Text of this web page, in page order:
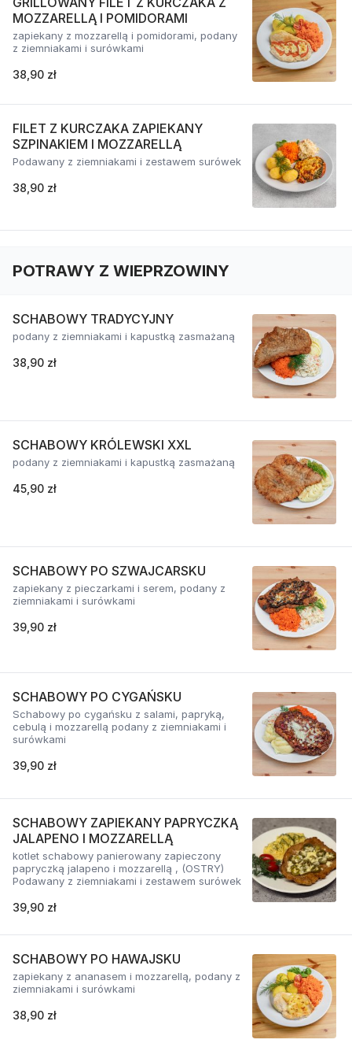
MOZZARELLĄ I POMIDORAMI
zapiekany z mozzarellą i pomidorami, podany
z ziemniakami i surówkami
38,90 zł
FILET Z KURCZAKA ZAPIEKANY
SZPINAKIEM I MOZZARELLĄ
Podawany z ziemniakami i zestawem surówek
38,90 zł
POTRAWY Z WIEPRZOWINY
SCHABOWY TRADYCYJNY
podany z ziemniakami i kapustką zasmażaną
38,90 zł
SCHABOWY KRÓLEWSKI XXL
podany z ziemniakami i kapustką zasmażaną
45,90 zł
SCHABOWY PO SZWAJCARSKU
zapiekany z pieczarkami i serem, podany z
ziemniakami i surówkami
39,90 zł
SCHABOWY PO CYGAŃSKU
Schabowy po cygańsku z salami, papryką,
cebulą i mozzarellą podany z ziemniakami i
surówkami
39,90 zł
SCHABOWY ZAPIEKANY PAPRYCZKĄ
JALAPENO I MOZZARELLĄ
kotlet schabowy panierowany zapieczony
papryczką jalapeno i mozzarellą , (OSTRY)
Podawany z ziemniakami i zestawem surówek
39,90 zł
SCHABOWY PO HAWAJSKU
zapiekany z ananasem i mozzarellą, podany z
ziemniakami i surówkami
38,90 zł